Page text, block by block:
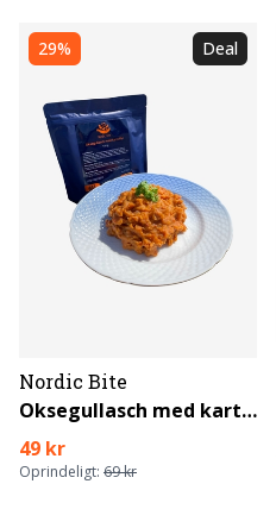
29% Deal
Nordic Bite
Oksegullasch med kartoffel
49 kr
Oprindeligt: 69 kr